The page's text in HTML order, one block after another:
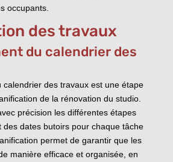
occupants.
des travaux
du calendrier des
calendrier des travaux est une étape
de la rénovation du studio.
précision les différentes étapes
des dates butoirs pour chaque tâche
permet de garantir que les
manière efficace et organisée, en